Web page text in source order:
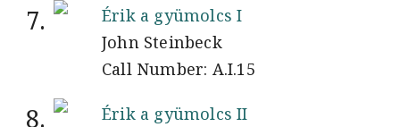
7.
Érik a gyümolcs I
John Steinbeck
Call Number: A.I.15
8.
Érik a gyümolcs II